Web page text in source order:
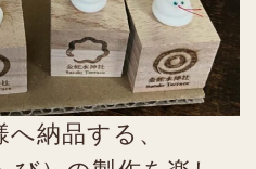
へ納品する、